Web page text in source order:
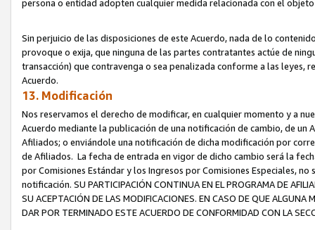
persona o entidad adopten cualquier medida relacionada con el
Sin perjuicio de las disposiciones de este Acuerdo, nada de lo
provoque o exija, que ninguna de las partes contratantes actúe de
transacción) que contravenga o sea penalizada conforme a las leyes,
Acuerdo.
13. Modificación
Nos reservamos el derecho de modificar, en cualquier momento y a
Acuerdo mediante la publicación de una notificación de cambio, de
Afiliados; o enviándole una notificación de dicha modificación por
de Afiliados. La fecha de entrada en vigor de dicho cambio será la
por Comisiones Estándar y los Ingresos por Comisiones Especiales,
notificación. SU PARTICIPACIÓN CONTINUA EN EL PROGRAMA DE
SU ACEPTACIÓN DE LAS MODIFICACIONES. EN CASO DE QUE ALGUNA
DAR POR TERMINADO ESTE ACUERDO DE CONFORMIDAD CON LA